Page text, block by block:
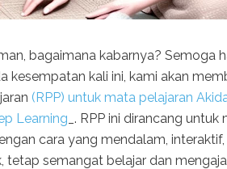
bagaimana kabarnya? Semoga
kesempatan kali ini, kami akan
(RPP) untuk mata pelajaran
Learning _. RPP ini dirancang
cara yang mendalam,
tetap semangat belajar dan